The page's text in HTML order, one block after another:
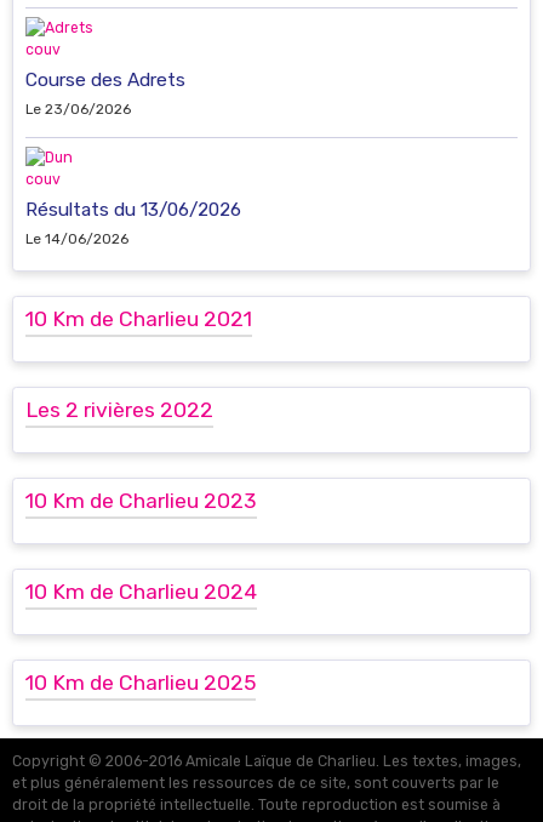
Course des Adrets
Le 23/06/2026
Résultats du 13/06/2026
Le 14/06/2026
10 Km de Charlieu 2021
Les 2 rivières 2022
10 Km de Charlieu 2023
10 Km de Charlieu 2024
10 Km de Charlieu 2025
Copyright © 2006-2016 Amicale Laïque de Charlieu. Les textes, images,
et plus généralement les ressources de ce site, sont couverts par le
droit de la propriété intellectuelle. Toute reproduction est soumise à